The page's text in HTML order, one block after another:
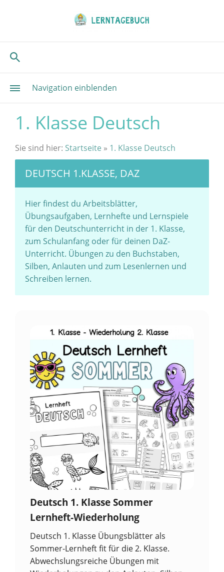
Navigation einblenden
1. Klasse Deutsch
Sie sind hier: Startseite » 1. Klasse Deutsch
DEUTSCH 1.KLASSE, DAZ
Hier findest du Arbeitsblätter,
Übungsaufgaben, Lernhefte und Lernspiele
für den Deutschunterricht in der 1. Klasse,
zum Schulanfang oder für deinen DaZ-
Unterricht. Übungen zu den Buchstaben,
Silben, Anlauten und zum Lesenlernen und
Schreiben lernen.
Deutsch 1. Klasse Sommer
Lernheft-Wiederholung
Deutsch 1. Klasse Übungsblätter als
Sommer-Lernheft fit für die 2. Klasse.
Abwechslungsreiche Übungen mit